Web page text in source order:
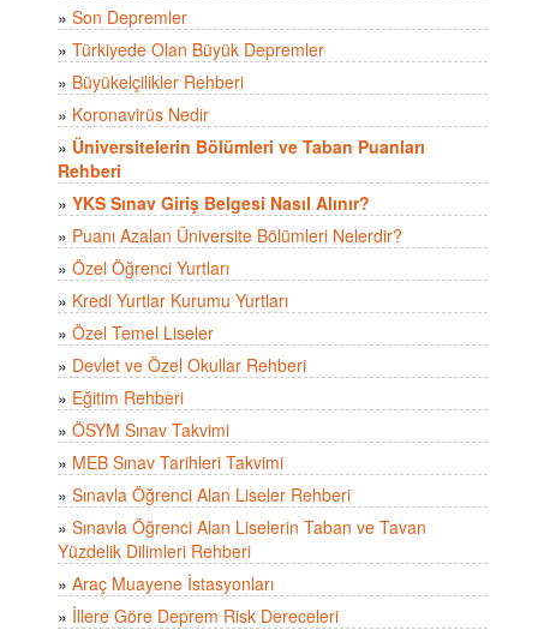
» Son Depremler
» Türkiyede Olan Büyük Depremler
» Büyükelçilikler Rehberi
» Koronavirüs Nedir
» Üniversitelerin Bölümleri ve Taban Puanları
Rehberi
» YKS Sınav Giriş Belgesi Nasıl Alınır?
» Puanı Azalan Üniversite Bölümleri Nelerdir?
» Özel Öğrenci Yurtları
» Kredi Yurtlar Kurumu Yurtları
» Özel Temel Liseler
» Devlet ve Özel Okullar Rehberi
» Eğitim Rehberi
» ÖSYM Sınav Takvimi
» MEB Sınav Tarihleri Takvimi
» Sınavla Öğrenci Alan Liseler Rehberi
» Sınavla Öğrenci Alan Liselerin Taban ve Tavan
Yüzdelik Dilimleri Rehberi
» Araç Muayene İstasyonları
» İllere Göre Deprem Risk Dereceleri